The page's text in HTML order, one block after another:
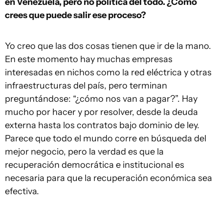
crees que puede salir ese proceso?
Yo creo que las dos cosas tienen que ir de la mano.
En este momento hay muchas empresas
interesadas en nichos como la red eléctrica y otras
infraestructuras del país, pero terminan
preguntándose: “¿cómo nos van a pagar?”. Hay
mucho por hacer y por resolver, desde la deuda
externa hasta los contratos bajo dominio de ley.
Parece que todo el mundo corre en búsqueda del
mejor negocio, pero la verdad es que la
recuperación democrática e institucional es
necesaria para que la recuperación económica sea
efectiva.